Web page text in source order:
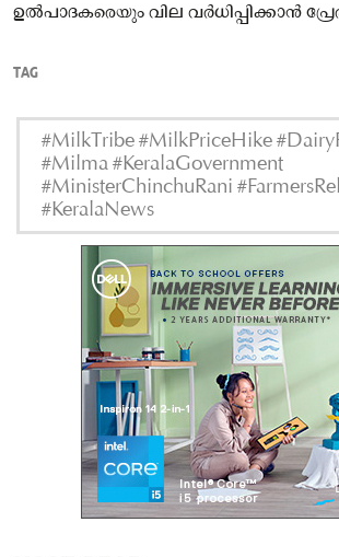
ഉൽപാദകരെയും വില വർധിപ്പിക്കാൻ
TAG
#MilkTribe #MilkPriceHike
#Milma #KeralaGovernment
#MinisterChinchuRani
#KeralaNews